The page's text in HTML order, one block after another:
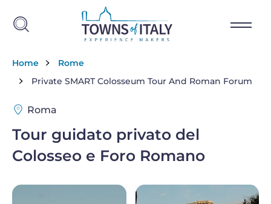
Salta al contenuto principale
Briciole di pane
Home
Rome
Private SMART Colosseum Tour And Roman Forum
Roma
Tour guidato privato del
Colosseo e Foro Romano